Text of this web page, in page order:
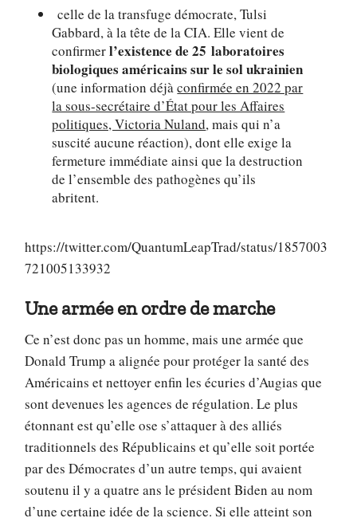
celle de la transfuge démocrate, Tulsi
Gabbard, à la tête de la CIA. Elle vient de
confirmerl’existence de 25 laboratoires
biologiques américains sur le sol ukrainien
(une information déjàconfirmée en 2022 par
la sous-secrétaire d’État pour les Affaires
politiques, Victoria Nuland, mais qui n’a
suscité aucune réaction), dont elle exige la
fermeture immédiate ainsi que la destruction
de l’ensemble des pathogènes qu’ils
abritent.
https://twitter.com/QuantumLeapTrad/status/1857003
721005133932
Une armée en ordre de marche
Ce n’est donc pas un homme, mais une armée que
Donald Trump a alignée pour protéger la santé des
Américains et nettoyer enfin les écuries d’Augias que
sont devenues les agences de régulation. Le plus
étonnant est qu’elle ose s’attaquer à des alliés
traditionnels des Républicains et qu’elle soit portée
par des Démocrates d’un autre temps, qui avaient
soutenu il y a quatre ans le président Biden au nom
d’une certaine idée de la science. Si elle atteint son